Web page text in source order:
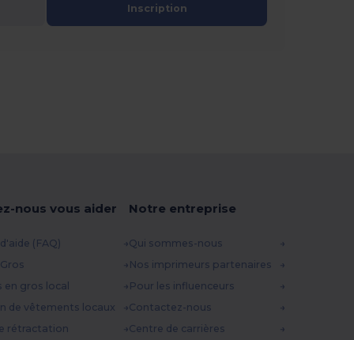
Inscription
nous vous aider
(FAQ)
en gros local
de vêtements locaux
rétractation
Notre entreprise
Qui sommes-nous
Nos imprimeurs partenaires
Pour les influenceurs
Contactez-nous
Centre de carrières